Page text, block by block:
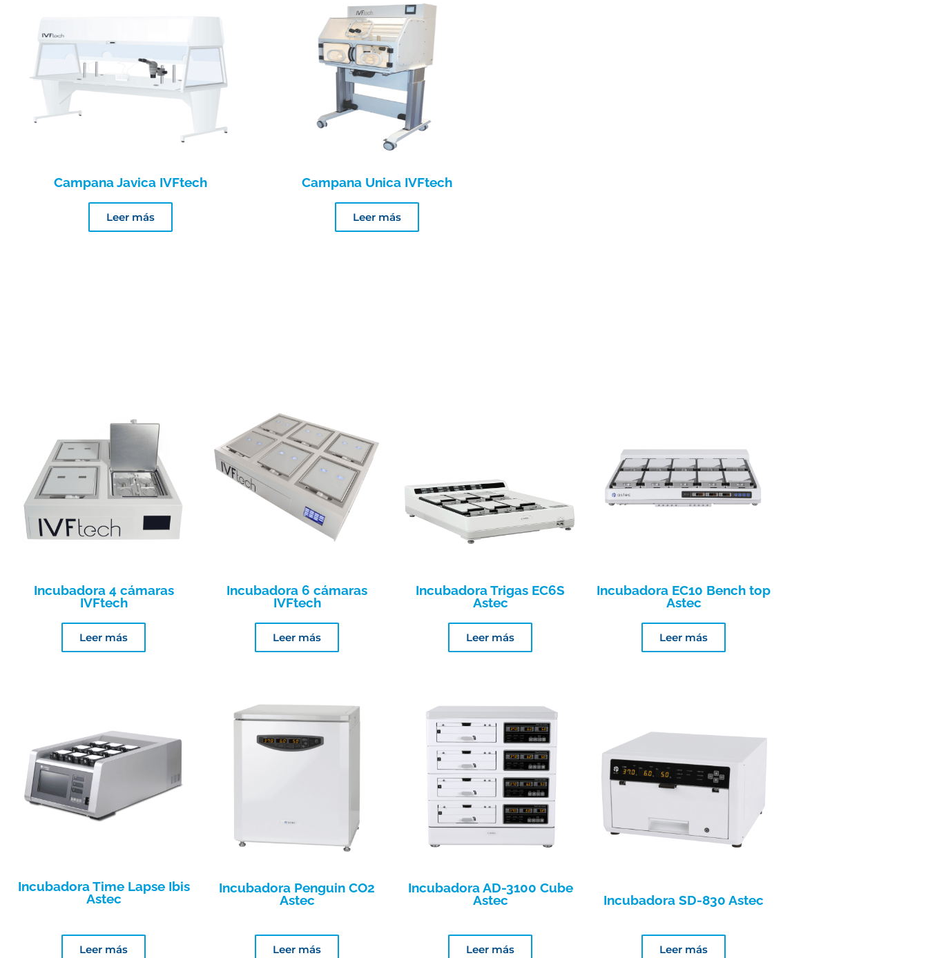
Campana Javica IVFtech
Leer más
Campana Unica IVFtech
Leer más
Incubadora 4 cámaras
IVFtech
Leer más
Incubadora 6 cámaras
IVFtech
Leer más
Incubadora Trigas EC6S
Astec
Leer más
Incubadora EC10 Bench top
Astec
Leer más
Incubadora Time Lapse Ibis
Astec
Leer más
Incubadora Penguin CO2
Astec
Leer más
Incubadora AD-3100 Cube
Astec
Leer más
Incubadora SD-830 Astec
Leer más